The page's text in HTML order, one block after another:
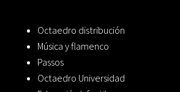
Octaedro distribución
Música y flamenco
Passos
Octaedro Universidad